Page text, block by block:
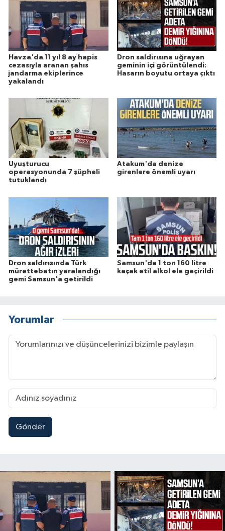
Havza'da 11 yıl 8 ay hapis
cezasıyla aranan şahıs
jandarma ekiplerince
yakalandı
Dron saldırısına uğrayan
geminin içi görüntülendi:
Hasarın boyutu ortaya çıktı
Uyuşturucu
operasyonunda 7 şüpheli
tutuklandı
Atakum'da denize
girenlere önemli uyarı
Dron saldırısında Türk
mürettebatın yaralandığı
gemi Samsun'a getirildi
Samsun'da 1 ton 160 litre
kaçak etil alkol ele geçirildi
Yorumlar
Gönder